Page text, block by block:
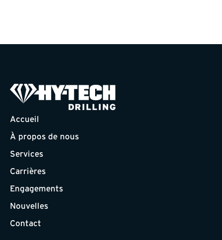
Accueil
À propos de nous
Services
Carrières
Engagements
Nouvelles
Contact